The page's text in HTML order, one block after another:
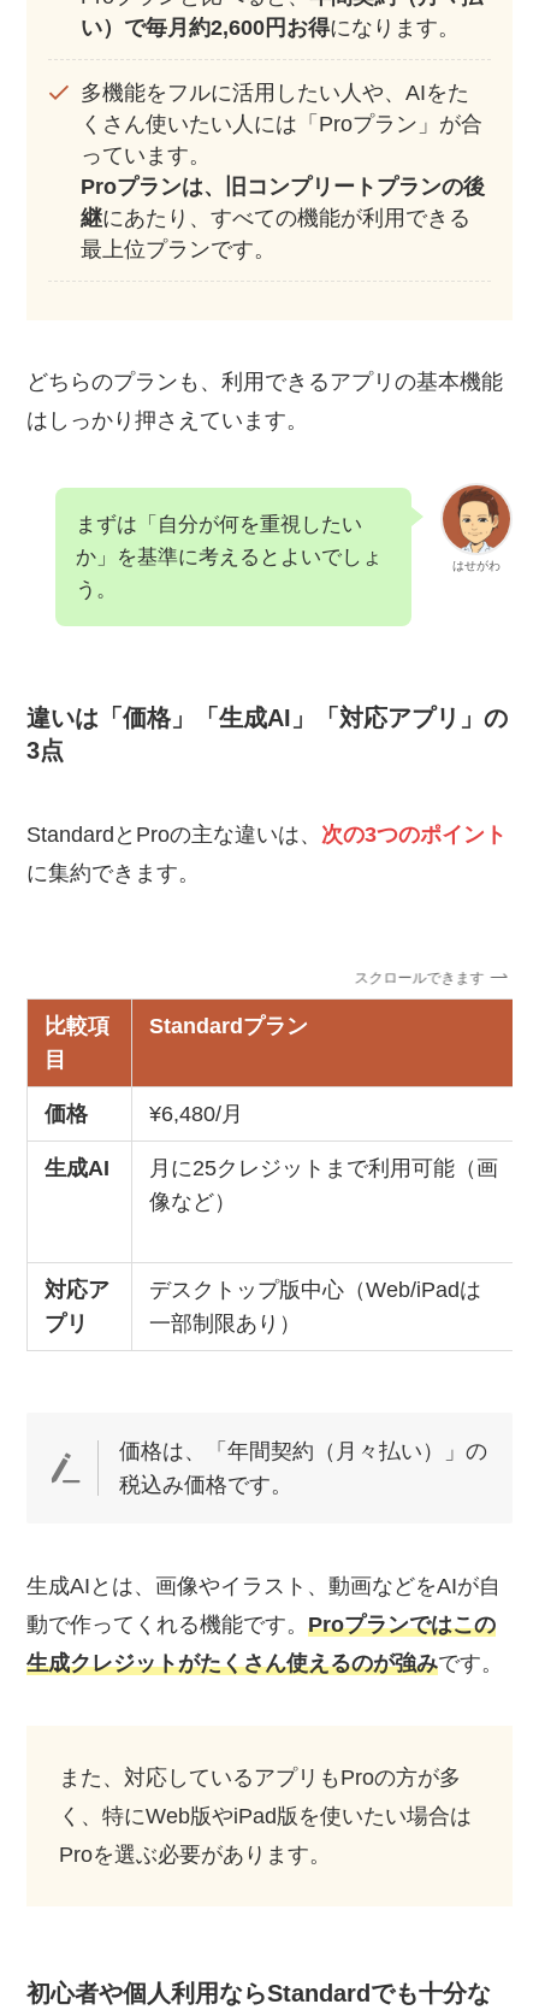
い）で毎月約2,600円お得になります。
多機能をフルに活用したい人や、AIをた
くさん使いたい人には「Proプラン」が合
っています。
Proプランは、旧コンプリートプランの後
継にあたり、すべての機能が利用できる
最上位プランです。
どちらのプランも、利用できるアプリの基本機能
はしっかり押さえています。
はせがわ
まずは「自分が何を重視したい
か」を基準に考えるとよいでしょ
う。
違いは「価格」「生成AI」「対応アプリ」の
3点
StandardとProの主な違いは、 次の3つのポイント
に集約できます。
スクロールできます
比較項
目
Standardプラン
価格 ¥6,480/月
生成AI
月に25クレジットまで利用可能（画
像など）
対応ア
プリ
デスクトップ版中心（Web/iPadは
一部制限あり）
価格は、「年間契約（月々払い）」の
税込み価格です。
生成AIとは、画像やイラスト、動画などをAIが自
動で作ってくれる機能です。Proプランではこの
生成クレジットがたくさん使えるのが強みです。
また、対応しているアプリもProの方が多
く、特にWeb版やiPad版を使いたい場合は
Proを選ぶ必要があります。
初心者や個人利用ならStandardでも十分な